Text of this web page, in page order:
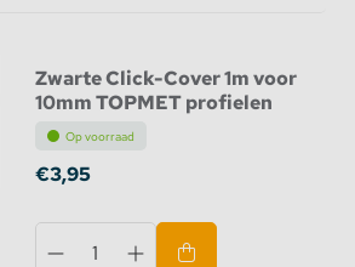
Zwarte Click-Cover 1m voor
10mm TOPMET profielen
Op voorraad
€3,95